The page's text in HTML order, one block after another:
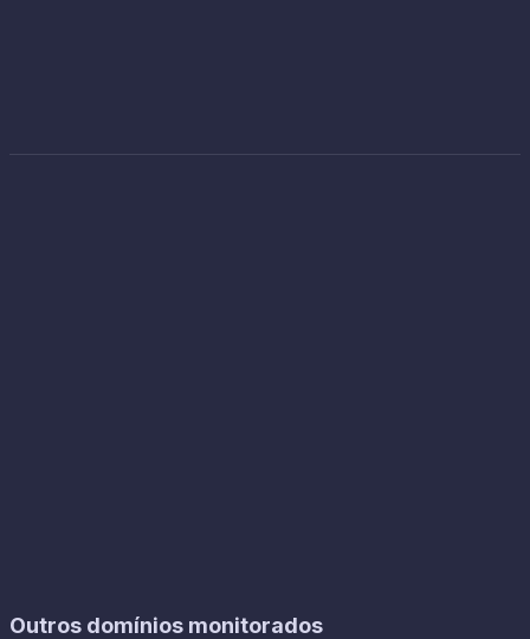
Outros domínios monitorados